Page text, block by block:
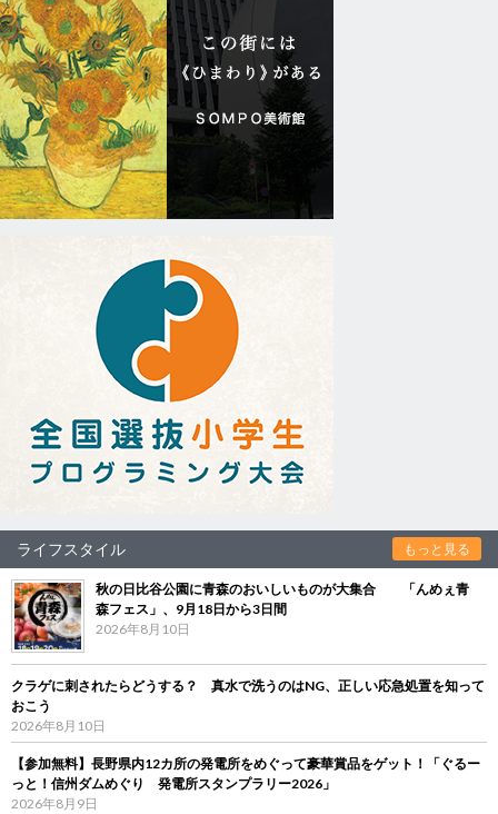
ライフスタイル もっと見る
秋の日比谷公園に青森のおいしいものが大集合 「んめぇ青
森フェス」、9月18日から3日間
2026年8月10日
クラゲに刺されたらどうする？ 真水で洗うのはNG、正しい応急処置を知って
おこう
2026年8月10日
【参加無料】長野県内12カ所の発電所をめぐって豪華賞品をゲット！「ぐるー
っと！信州ダムめぐり 発電所スタンプラリー2026」
2026年8月9日